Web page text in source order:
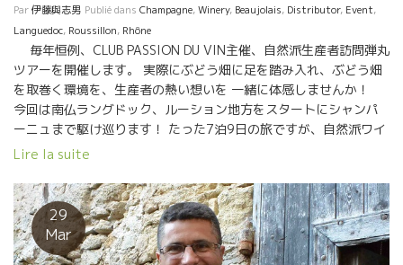
Par伊藤與志男 Publié dans Champagne,Winery, Beaujolais, Distributor, Event,
Languedoc, Roussillon, Rhône
毎年恒例、CLUB PASSION DU VIN主催、自然派生産者訪問弾丸
ツアーを開催します。 実際にぶどう畑に足を踏み入れ、ぶどう畑
を取巻く環境を、生産者の熱い想いを 一緒に体感しませんか！
今回は南仏ラングドック、ルーション地方をスタートにシャンパ
ーニュまで駆け巡ります！ たった7泊9日の旅ですが、自然派ワイ
ンへの理解がとんでもなく深まる感動のツアーです。 ご興味ある
て頂きます。 日程：2018年6月18日(月）日本出発
6月25日(月）現地発 26日(火）日本到着 参加対象者：酒販店、
飲食店関係者のみ 訪問予定蔵元：カゾ・デ・マイヨル/ブー・デ
ュ・モンド/ポッシブル/ル・タン・デ・スリーズ/モン・ド・マリ
Lire la suite
29
Mar